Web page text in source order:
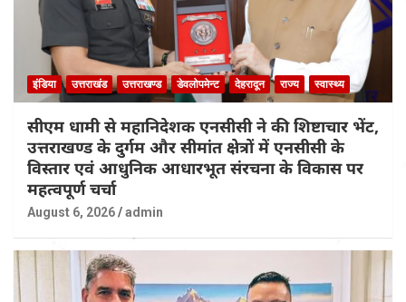
इंडिया उत्तराखंड उत्तराखण्ड डेवलोपमेन्ट देहरादून राज्य स्वास्थ्य
सीएम धामी से महानिदेशक एनसीसी ने की शिष्टाचार भेंट,
उत्तराखण्ड के दुर्गम और सीमांत क्षेत्रों में एनसीसी के
विस्तार एवं आधुनिक आधारभूत संरचना के विकास पर
महत्वपूर्ण चर्चा
August 6, 2026 admin